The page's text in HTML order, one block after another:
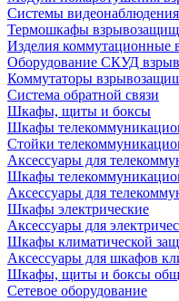
Системы
Термошкафы
Изделия коммутационные
Оборудование СКУД
Коммутаторы
Система обратной связи
Шкафы, щиты и боксы
Шкафы
Стойки
Аксессуары для
Шкафы
Аксессуары для
Шкафы электрические
Аксессуары для
Шкафы климатической
Аксессуары для шкафов
Шкафы, щиты и боксы
Сетевое оборудование